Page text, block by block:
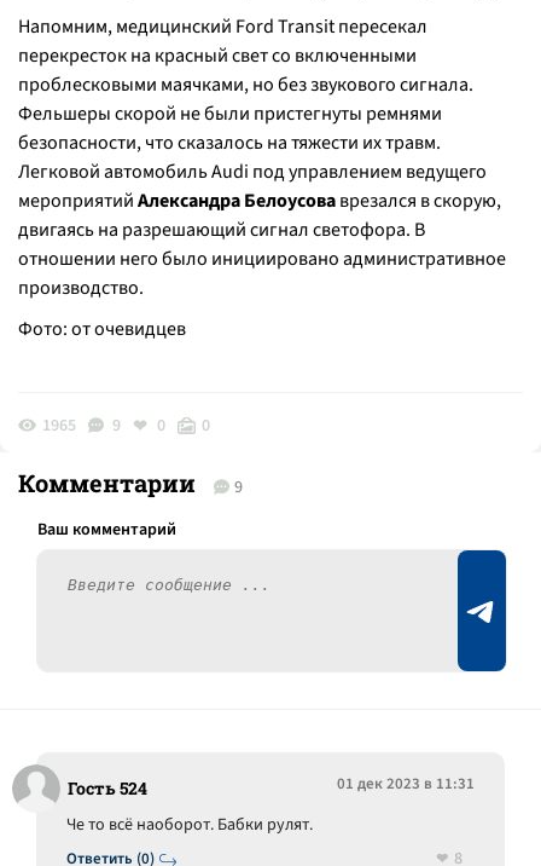
Напомним, медицинский Ford Transit пересекал
перекресток на красный свет со включенными
проблесковыми маячками, но без звукового сигнала.
Фельшеры скорой не были пристегнуты ремнями
безопасности, что сказалось на тяжести их травм.
Легковой автомобиль Audi под управлением ведущего
мероприятийАлександра Белоусоваврезался в скорую,
двигаясь на разрешающий сигнал светофора. В
отношении него было инициировано административное
производство.
Фото: от очевидцев
1965 9 0 0
Комментарии 9
Гость 524 01 дек 2023 в 11:31
Ответить (0)
Че то всё наоборот. Бабки рулят.
8